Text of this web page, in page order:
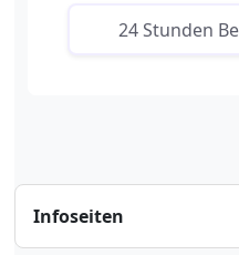
24 Stunden
Infoseiten